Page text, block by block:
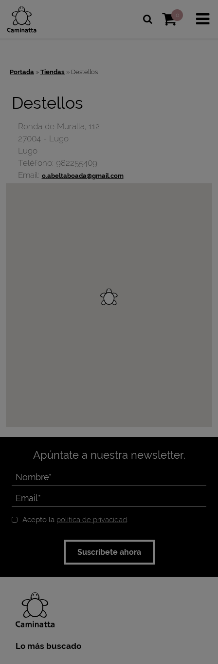
0
Portada » Tiendas » Destellos
Destellos
Ronda de Muralla, 112
27004 - Lugo
Lugo
Teléfono: 982255409
Email: o.abeltaboada@gmail.com
Apúntate a nuestra newsletter.
Acepto la política de privacidad.
Suscríbete ahora
Lo más buscado